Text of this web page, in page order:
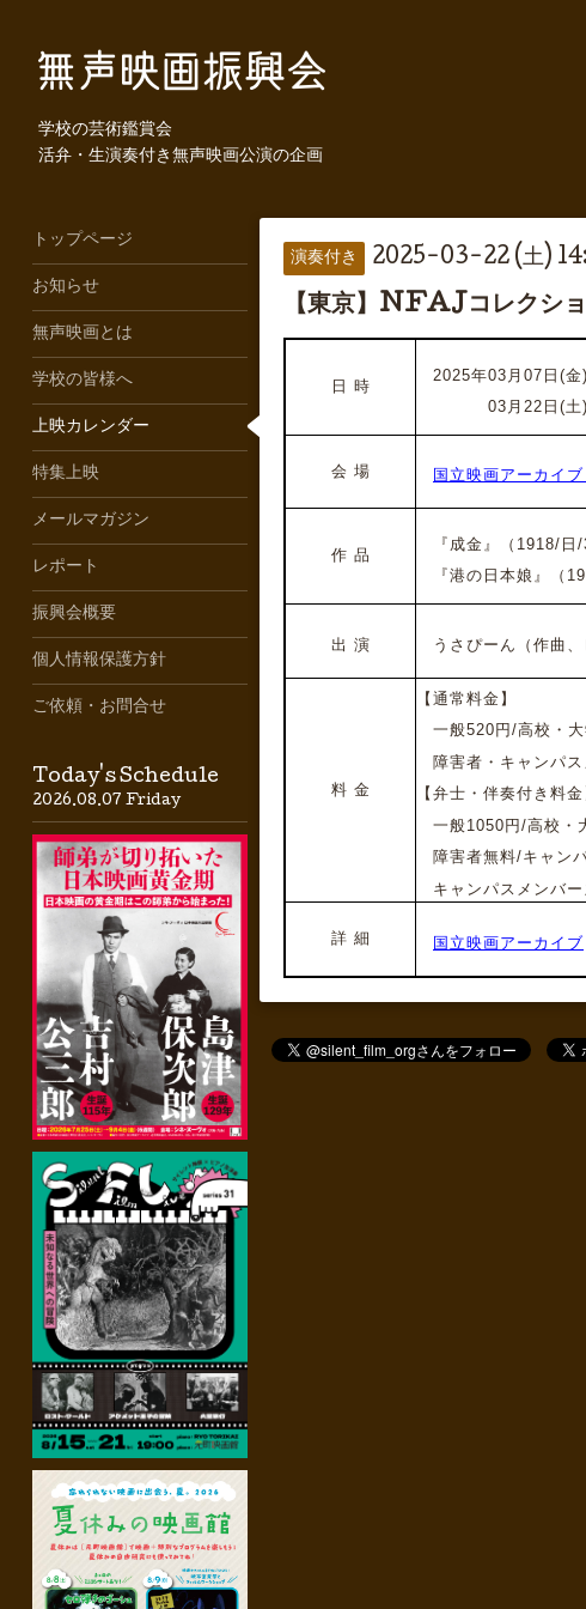
学校の芸術鑑賞会
活弁・生演奏付き無声映画公演の企画
演奏付き 2025-03-22 (土)
【東京】NFAJコレクシ
日 時
2025年03月07日(金
03月22日(
会 場 国立映画アーカイ
作 品
『成金』（1918/日/
『港の日本娘』（
出 演 うさぴーん（作曲
料 金
【通常料金】
一般520円/高校・
障害者・キャンパ
【弁士・伴奏付き料金
一般1050円/高校・
障害者無料/キャン
キャンパスメンバー
詳 細 国立映画アーカイブ
トップページ
お知らせ
無声映画とは
学校の皆様へ
上映カレンダー
特集上映
メールマガジン
レポート
振興会概要
個人情報保護方針
ご依頼・お問合せ
Today's Schedule
2026.08.07 Friday